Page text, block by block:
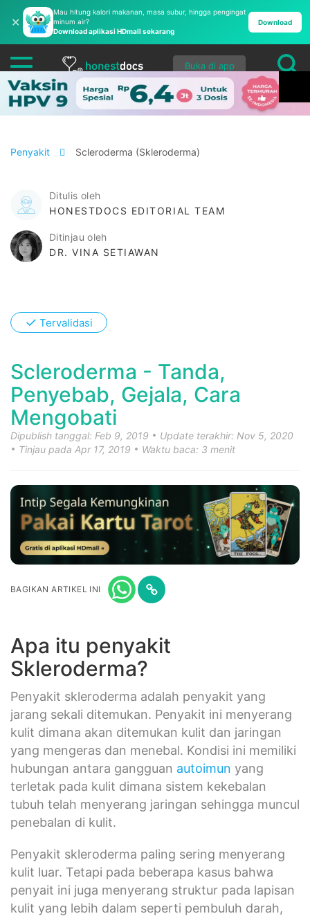
✕
Mau hitung kalori makanan, masa subur, hingga pengingat
minum air?
Download aplikasi HDmall sekarang
Download
Buka di app
Penyakit Scleroderma (Skleroderma)
Ditulis oleh
HONESTDOCS EDITORIAL TEAM
Ditinjau oleh
DR. VINA SETIAWAN
✓ Tervalidasi
Scleroderma - Tanda,
Penyebab, Gejala, Cara
Mengobati
Dipublish tanggal: Feb 9, 2019
Update terakhir: Nov 5, 2020
Tinjau pada Apr 17, 2019
Waktu baca: 3 menit
BAGIKAN ARTIKEL INI
Apa itu penyakit
Skleroderma?
Penyakit skleroderma adalah penyakit yang
jarang sekali ditemukan. Penyakit ini menyerang
kulit dimana akan ditemukan kulit dan jaringan
yang mengeras dan menebal. Kondisi ini memiliki
hubungan antara gangguan autoimun yang
terletak pada kulit dimana sistem kekebalan
tubuh telah menyerang jaringan sehingga muncul
penebalan di kulit.
Penyakit skleroderma paling sering menyerang
kulit luar. Tetapi pada beberapa kasus bahwa
penyait ini juga menyerang struktur pada lapisan
kulit yang lebih dalam seperti pembuluh darah,